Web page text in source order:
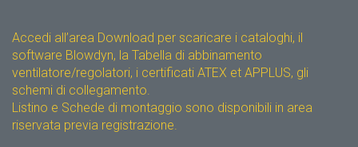
Accedi all’area Download per scaricare i cataloghi, il
software Blowdyn, la Tabella di abbinamento
ventilatore/regolatori, i certificati ATEX et APPLUS, gli
schemi di collegamento.
Listino e Schede di montaggio sono disponibili in area
riservata previa registrazione.